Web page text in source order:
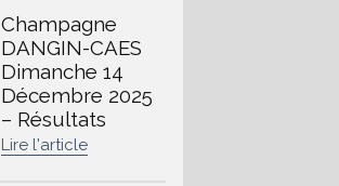
Champagne
DANGIN-CAES
Dimanche 14
Décembre 2025
– Résultats